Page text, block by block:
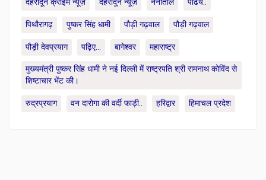
देहरादून क्राइम न्यूज़ देहरादून न्यूज़ नैनीताल पढिये..
पिथौरागढ़ पुष्कर सिंह धामी पौड़ी गढ़वाल पौड़ी गढ़वाल
पौड़ी देवप्रयाग पढ़िए... बागेश्वर महाराष्ट्र
मुख्यमंत्री पुष्कर सिंह धामी ने नई दिल्ली में राष्ट्रपति श्री रामनाथ कोविंद से
शिष्टाचार भेंट की।
रुद्रप्रयाग वन दारोगा की वर्दी फाड़ी.. हरिद्वार हिमाचल प्रदेश